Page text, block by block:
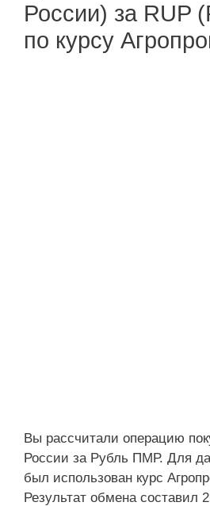
России) за RUP
по курсу
Вы рассчитали операцию
России за Рубль ПМР. Для
был использован курс
Результат обмена составил